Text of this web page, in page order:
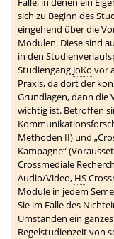
sich zu Beginn des
eingehend über die
Modulen. Diese sind
in den
Studiengang JoKo vor
Praxis, da dort der
Grundlagen, dann die
wichtig ist. Betroffen
Methoden II) und
Kampagne“
Crossmediale
Audio/Video, HS
Module in jedem
Sie im Falle des
Umständen ein
Regelstudienzeit von